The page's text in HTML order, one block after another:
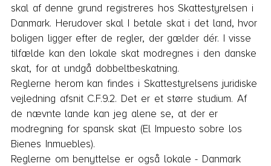
skal af denne grund registreres hos Skattestyrelsen i
Danmark. Herudover skal I betale skat i det land, hvor
boligen ligger efter de regler, der gælder dér. I visse
tilfælde kan den lokale skat modregnes i den danske
skat, for at undgå dobbeltbeskatning.
Reglerne herom kan findes i Skattestyrelsens juridiske
vejledning afsnit C.F.9.2. Det er et større studium. Af
de nævnte lande kan jeg alene se, at der er
modregning for spansk skat (El Impuesto sobre los
Bienes Inmuebles).
Reglerne om benyttelse er også lokale - Danmark